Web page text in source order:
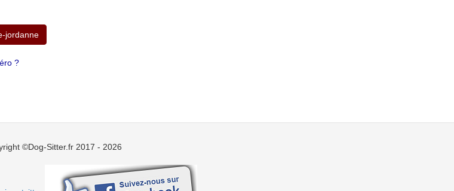
jordanne
?
©Dog-Sitter.fr 2017 - 2026